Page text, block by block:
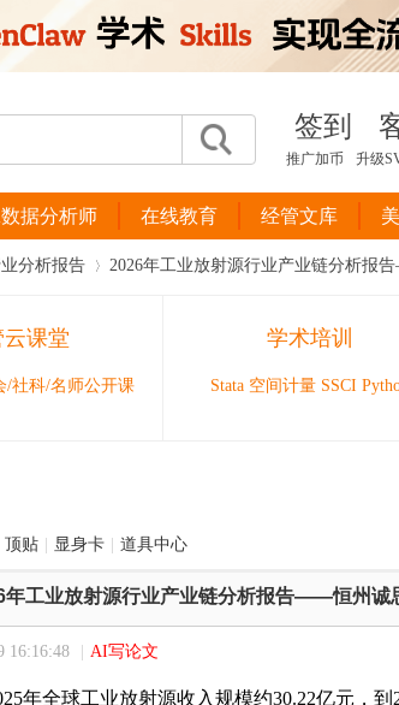
签到
推广加币
升级
据分析师 在线教育 经管文库
分析报告 2026年工业放射源行业产业链分析报
课堂
/社科/名师公开课
学术培训
Stata 空间计量 SSCI
顶贴 显身卡 道具中心
年工业放射源行业产业链分析报告——恒州诚
16:16:48 AI写论文
年全球工业放射源收入规模约30.22亿元，到